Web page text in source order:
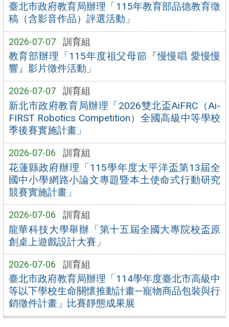
臺北市政府教育局辦理「115年教育部品德教育徵
稿（含影音作品）評選活動」
2026-07-07 訓育組
教育部辦理「115年度祖父母節『慢慢唱 愛慢慢
響』影片徵件活動」
2026-07-07 訓育組
新北市政府教育局辦理「2026雙北盃AiFRC（Ai-
FIRST Robotics Competition）全國高級中等學校
季後賽實施計畫」
2026-07-06 訓育組
花蓮縣政府辦理「115學年度太平洋盃第13屆全
國中小學網路小論文專題暨本土使命式行動研究
競賽實施計畫」
2026-07-06 訓育組
龍華科技大學舉辦「第十五屆全國大專院校盃原
創桌上遊戲設計大賽」
2026-07-06 訓育組
臺北市政府教育局辦理「114學年度臺北市高級中
等以下學校生命關懷推動計畫—寵物商品包裝與行
銷徵件計畫」比賽靜態成果展